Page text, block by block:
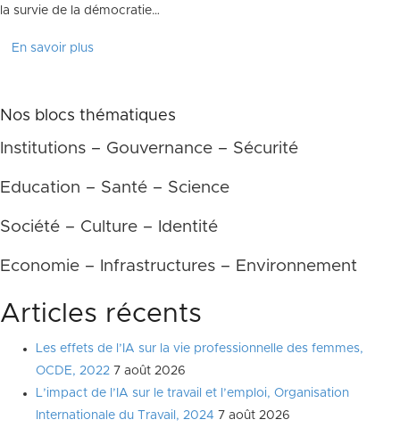
la survie de la démocratie…
En savoir plus
Nos blocs thématiques
Institutions – Gouvernance – Sécurité
Education – Santé – Science
Société – Culture – Identité
Economie – Infrastructures – Environnement
Articles récents
Les effets de l’IA sur la vie professionnelle des femmes,
OCDE, 2022 7 août 2026
L’impact de l’IA sur le travail et l’emploi, Organisation
Internationale du Travail, 2024 7 août 2026